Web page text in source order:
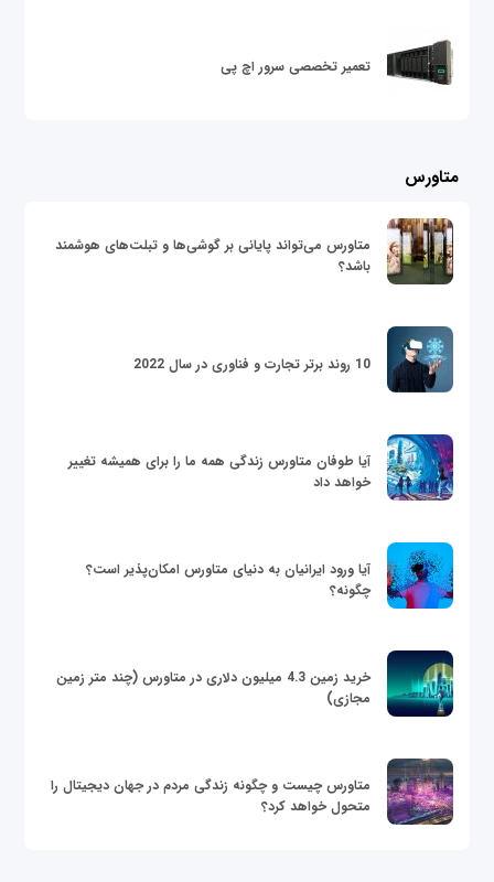
تعمیر تخصصی سرور اچ پی
متاورس
متاورس می‌تواند پایانی بر گوشی‌ها و تبلت‌های هوشمند
باشد؟
10 روند برتر تجارت و فناوری در سال 2022
آیا طوفان متاورس زندگی همه ما را برای همیشه تغییر
خواهد داد
آیا ورود ایرانیان به دنیای متاورس امکان‌پذیر است؟
چگونه؟
خرید زمین 4.3 میلیون دلاری در متاورس (چند متر زمین
مجازی)
متاورس چیست و چگونه زندگی مردم در جهان دیجیتال را
متحول خواهد کرد؟